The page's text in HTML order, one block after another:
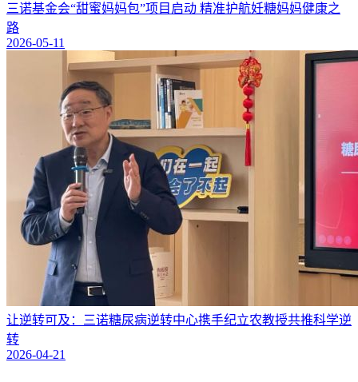
三诺基金会“甜蜜妈妈包”项目启动 精准护航妊糖妈妈健康之
路
2026-05-11
让逆转可及：三诺糖尿病逆转中心携手纪立农教授共推科学逆
转
2026-04-21